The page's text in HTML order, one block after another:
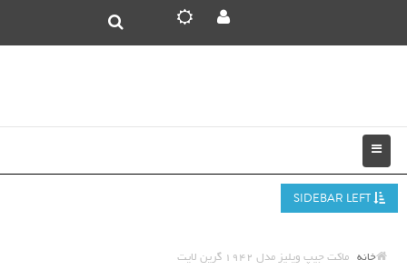
خانه ماکت جیپ ویلیز مدل 1942 گرین لایت